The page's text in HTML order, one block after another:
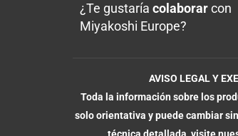
¿Te gustaría colaborarcon
Miyakoshi Europe?
AVISO LEGAL Y
Toda la información sobre los
solo orientativa y puede cambiar